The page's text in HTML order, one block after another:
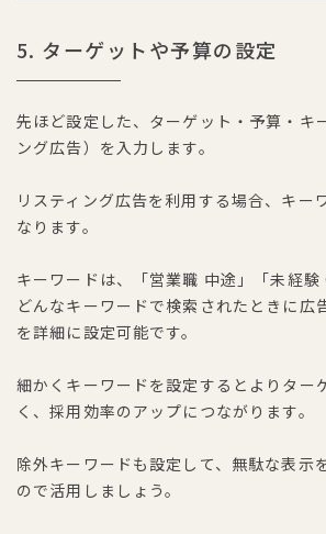
5. ターゲットや予算の設定
先ほど設定した、ターゲット・予算・キ
ング広告）を入力します。
リスティング広告を利用する場合、キー
なります。
キーワードは、「営業職 中途」「未経験
どんなキーワードで検索されたときに広
を詳細に設定可能です。
細かくキーワードを設定するとよりター
く、採用効率のアップにつながります。
除外キーワードも設定して、無駄な表示
ので活用しましょう。